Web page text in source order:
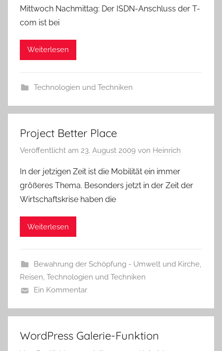
Mittwoch Nachmittag: Der ISDN-Anschluss der T-
com ist bei
Weiterlesen
Technologien und Techniken
Project Better Place
Veröffentlicht am 23. August 2009 von Heinrich
In der jetzigen Zeit ist die Mobilität ein immer
größeres Thema. Besonders jetzt in der Zeit der
Wirtschaftskrise haben die
Weiterlesen
Bewahrung der Schöpfung - Umwelt und Kirche,
Reisen, Technologien und Techniken
Ein Kommentar
WordPress Galerie-Funktion